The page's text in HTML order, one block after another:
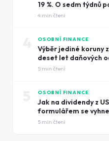
19 %. O sedm týdnů
cenou úpisu
4 min čtení
OSOBNÍ FINANCE
Výběr jediné koruny
deset let daňových
5 min čtení
OSOBNÍ FINANCE
Jak na dividendy z
formulářem se
5 min čtení